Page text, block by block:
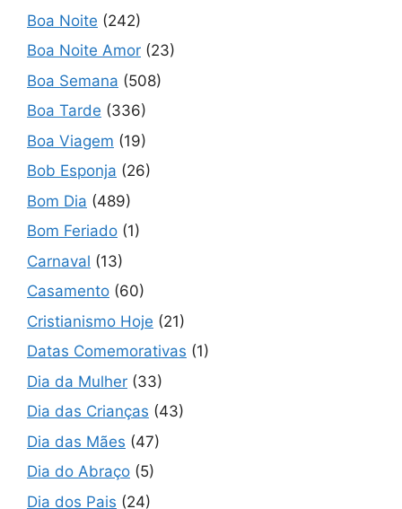
Boa Noite (242)
Boa Noite Amor (23)
Boa Semana (508)
Boa Tarde (336)
Boa Viagem (19)
Bob Esponja (26)
Bom Dia (489)
Bom Feriado (1)
Carnaval (13)
Casamento (60)
Cristianismo Hoje (21)
Datas Comemorativas (1)
Dia da Mulher (33)
Dia das Crianças (43)
Dia das Mães (47)
Dia do Abraço (5)
Dia dos Pais (24)